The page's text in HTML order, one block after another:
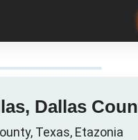
Dallas
Texas, Etazonia